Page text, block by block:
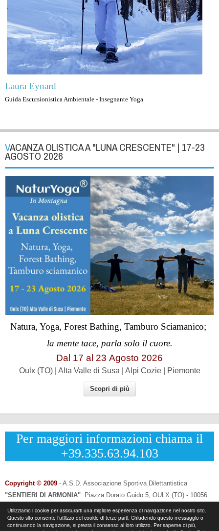
Utilizziamo i cookie per assicurarti una migliore esperienza di navigazione nel nostro sito.
Questo sito consente l’utilizzo dei cookie di terze parti. Chiudendo questo messaggio o
continuando la navigazione, si presta il consenso al loro utilizzo. Per saperne di più,
Laura Eynard
Guida Escursionistica Ambientale - Insegnante Yoga
VACANZA OLISTICA A "LUNA CRESCENTE" | 17-23
AGOSTO 2026
Natura, Yoga, Forest Bathing, Tamburo Sciamanico;
la mente tace, parla solo il cuore.
Dal 17 al 23 Agosto 2026
Oulx (TO) | Alta Valle di Susa | Alpi Cozie | Piemonte
Scopri di più
Per maggiori informazioni chiama il
+39.335.63.94.103
Copyright © 2009 - A.S.D. Associazione Sportiva Dilettantistica
"SENTIERI DI ARMONIA"
Piazza Dorato Guido 5, OULX (TO) - 10056.
Info & Contatti:Laura Eynard: +39.335.6394103
-Email: info@sentieridiarmonia.com